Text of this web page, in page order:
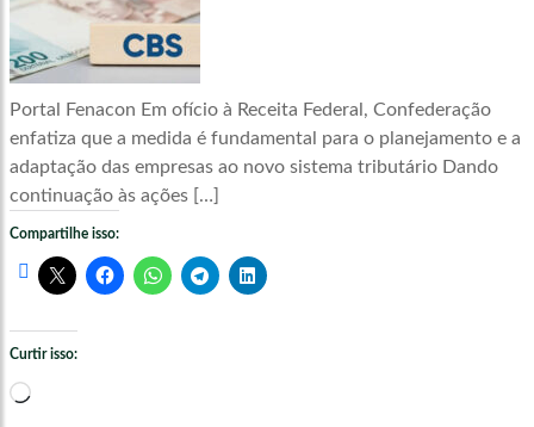
Portal Fenacon Em ofício à Receita Federal, Confederação
enfatiza que a medida é fundamental para o planejamento e a
adaptação das empresas ao novo sistema tributário Dando
continuação às ações […]
Compartilhe isso:
Curtir isso:
Carregando...